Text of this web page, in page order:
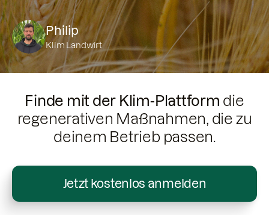
Philip
Klim Landwirt
Finde mit der Klim-Plattform die
regenerativen Maßnahmen, die zu
deinem Betrieb passen.
Jetzt kostenlos anmelden